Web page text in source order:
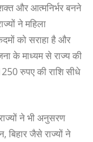
और आत्मनिर्भर बनने
ने महिला
को सराहा है और
के माध्यम से राज्य की
रुपए की राशि सीधे
ने भी अनुसरण
बिहार जैसे राज्यों ने